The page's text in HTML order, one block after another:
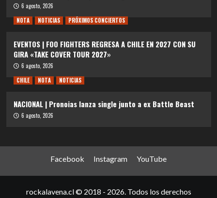
6 agosto, 2026
NOTA
NOTICIAS PRÓXIMOS CONCIERTOS
EVENTOS | FOO FIGHTERS REGRESA A CHILE EN 2027 CON SU
GIRA «TAKE COVER TOUR 2027»
6 agosto, 2026
CHILE
NOTA NOTICIAS
NACIONAL | Pronoias lanza single junto a ex Battle Beast
6 agosto, 2026
Facebook Instagram YouTube
rockalavena.cl © 2018 - 2026. Todos los derechos